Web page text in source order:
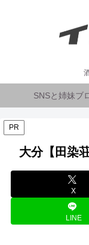
SNSと姉妹ブ
PR
大分【田染
X
LINE